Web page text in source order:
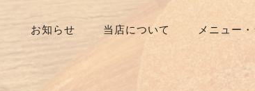
お知らせ 当店について メニュー